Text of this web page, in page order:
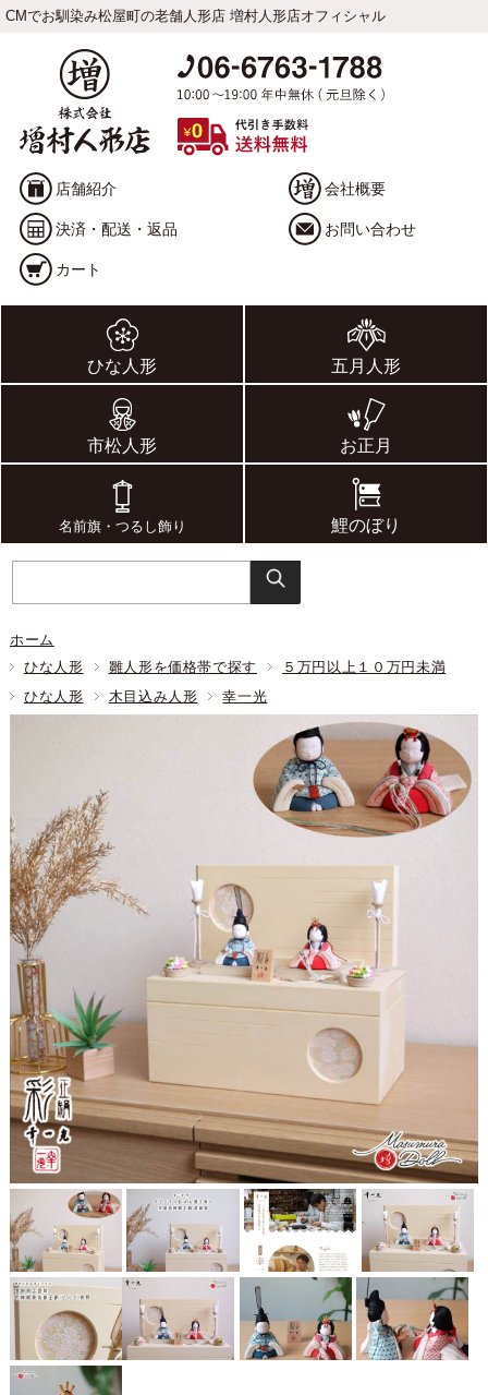
CMでお馴染み松屋町の老舗人形店 増村人形店オフィシャル
店舗紹介 会社概要
決済・配送・返品 お問い合わせ
カート
ひな人形 五月人形
市松人形 お正月
名前旗・つるし飾り 鯉のぼり
ホーム
ひな人形
雛人形を価格帯で探す
５万円以上１０万円未満
ひな人形
木目込み人形 幸一光